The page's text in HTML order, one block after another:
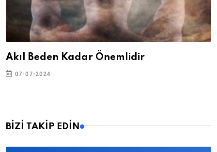
Akıl Beden Kadar Önemlidir
07-07-2024
BİZİ TAKİP EDİN